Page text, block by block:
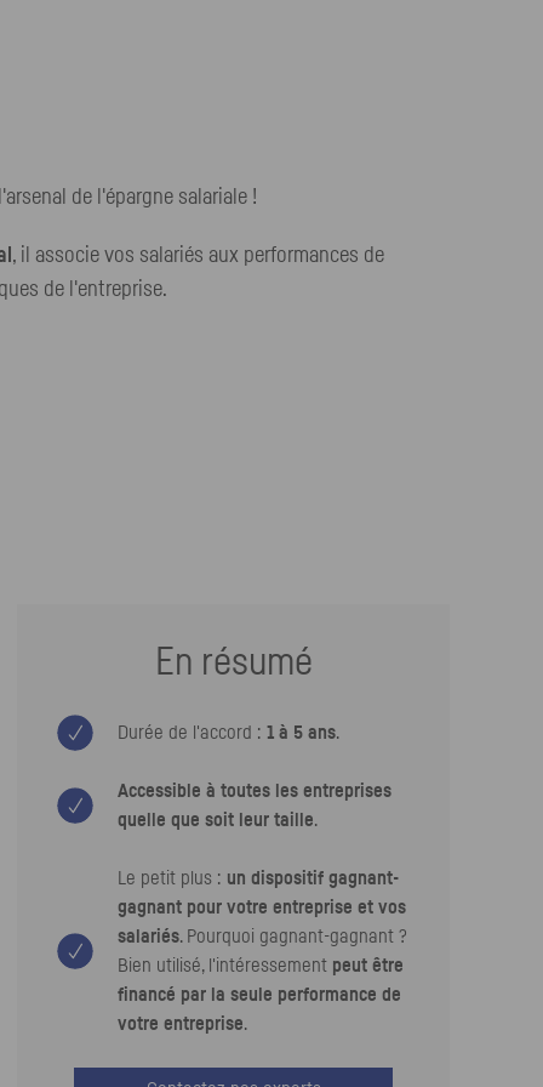
de l'épargne salariale !
, il associe vos salariés aux performances de
de l'entreprise.
En résumé
Durée de l'accord : 1 à 5 ans.
Accessible à toutes les entreprises
quelle que soit leur taille.
Le petit plus : un dispositif gagnant-
gagnant pour votre entreprise et vos
salariés. Pourquoi gagnant-gagnant ?
Bien utilisé, l'intéressement peut être
financé par la seule performance de
votre entreprise.